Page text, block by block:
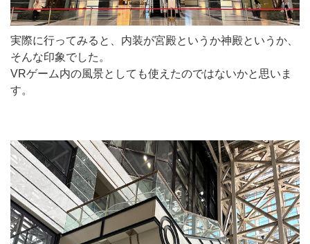
実際に行ってみると、内装が宮殿というか神殿というか、
そんな印象でした。
VRゲーム内の風景としても使えたのではないかと思いま
す。